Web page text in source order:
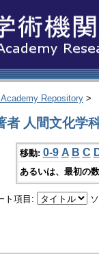
Repository >
者 人間文化学
移動: 0-9 A B C
あるいは、最初の
ト項目: